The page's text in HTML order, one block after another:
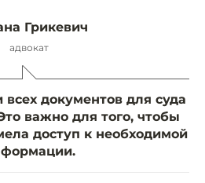
Грикевич
адвокат
всех документов для суда
важно для того, чтобы
доступ к необходимой